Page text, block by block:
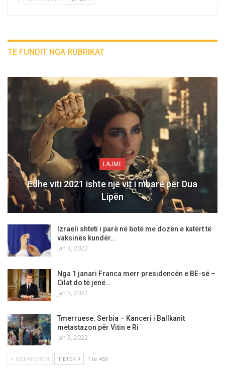
TË FUNDIT NGA RUBRIKAT
LAJME
Edhe viti 2021 ishte një vit i mbarë për Dua
Lipën
Izraeli shteti i parë në botë me dozën e katërt të
vaksinës kundër…
Jan 3, 2022
Nga 1 janari Franca merr presidencën e BE-së –
Cilat do të jenë…
Jan 3, 2022
Tmerruese: Serbia – Kanceri i Ballkanit
metastazon për Vitin e Ri
Jan 3, 2022
MËPARSHËM TJETËR 1 të 459